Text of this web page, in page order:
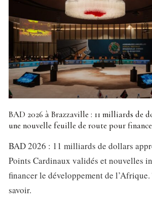
BAD 2026 à Brazzaville : 11 milliards de
une nouvelle feuille de route pour
BAD 2026 : 11 milliards de dollars
Points Cardinaux validés et nouvelles
financer le développement de
savoir.